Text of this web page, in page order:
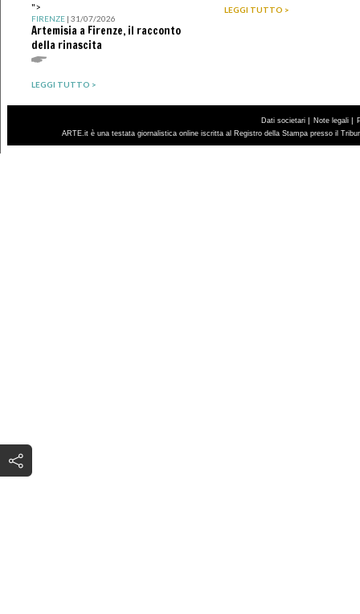
">
FIRENZE| 31/07/2026
Artemisia a Firenze, il racconto
della rinascita
LEGGI TUTTO >
LEGGI TUTTO >
Dati societari | Note legali |
ARTE.it è una testata giornalistica online iscritta al Registro della Stampa presso il